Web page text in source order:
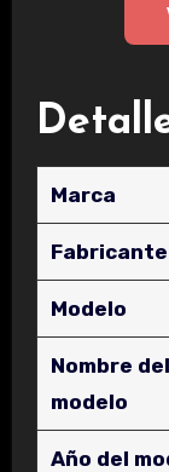
Marca
Fabricante
Modelo
Nombre del
modelo
Año del